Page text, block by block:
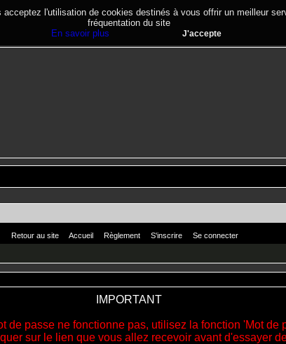
l'utilisation de cookies destinés à vous offrir un meilleur
fréquentation du site
En savoir plus
J'accepte
Retour au site Accueil Règlement S'inscrire Se connecter
IMPORTANT
de passe ne fonctionne pas, utilisez la fonction 'Mot de
sur le lien que vous allez recevoir avant d'essayer